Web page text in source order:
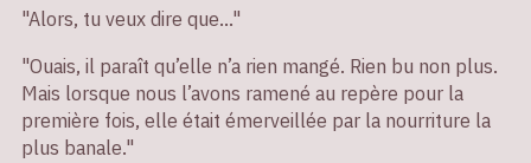
"Alors, tu veux dire que..."
"Ouais, il paraît qu’elle n’a rien mangé. Rien bu non plus.
Mais lorsque nous l’avons ramené au repère pour la
première fois, elle était émerveillée par la nourriture la
plus banale."